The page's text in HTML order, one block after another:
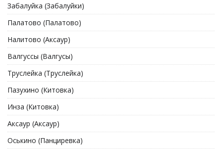
Забалуйка (Забалуйки)
Палатово (Палатово)
Налитово (Аксаур)
Валгуссы (Валгусы)
Труслейка (Труслейка)
Пазухино (Китовка)
Инза (Китовка)
Аксаур (Аксаур)
Оськино (Панциревка)